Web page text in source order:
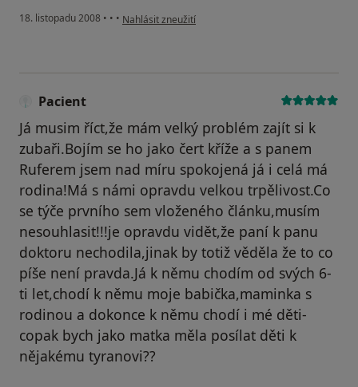
18. listopadu 2008 • • • podle názoru uživatele Zdeněk
Nahlásit zneužití
Pacient
Já musim říct,že mám velký problém zajít si k
zubaři.Bojím se ho jako čert kříže a s panem
Ruferem jsem nad míru spokojená já i celá má
rodina!Má s námi opravdu velkou trpělivost.Co
se týče prvního sem vloženého článku,musím
nesouhlasit!!!je opravdu vidět,že paní k panu
doktoru nechodila,jinak by totiž věděla že to co
píše není pravda.Já k němu chodím od svých 6-
ti let,chodí k němu moje babička,maminka s
rodinou a dokonce k němu chodí i mé děti-
copak bych jako matka měla posílat děti k
nějakému tyranovi??